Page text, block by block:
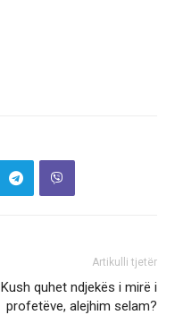
Artikulli tjetër
Kush quhet ndjekës i mirë i
profetëve, alejhim selam?